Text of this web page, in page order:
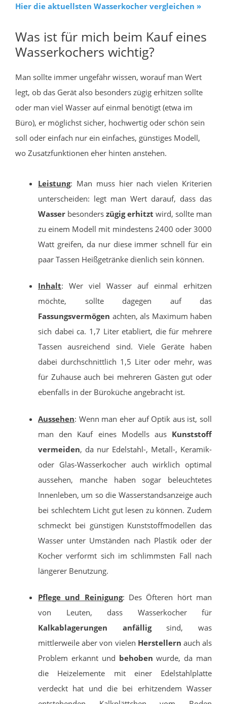
Hier die aktuellsten Wasserkocher vergleichen »
Was ist für mich beim Kauf eines
Wasserkochers wichtig?
Man sollte immer ungefähr wissen, worauf man Wert
legt, ob das Gerät also besonders zügig erhitzen sollte
oder man viel Wasser auf einmal benötigt (etwa im
Büro), er möglichst sicher, hochwertig oder schön sein
soll oder einfach nur ein einfaches, günstiges Modell,
wo Zusatzfunktionen eher hinten anstehen.
Leistung: Man muss hier nach vielen Kriterien
unterscheiden: legt man Wert darauf, dass das
Wasser besonders zügig erhitzt wird, sollte man
zu einem Modell mit mindestens 2400 oder 3000
Watt greifen, da nur diese immer schnell für ein
paar Tassen Heißgetränke dienlich sein können.
Inhalt: Wer viel Wasser auf einmal erhitzen
möchte, sollte dagegen auf das
Fassungsvermögen achten, als Maximum haben
sich dabei ca. 1,7 Liter etabliert, die für mehrere
Tassen ausreichend sind. Viele Geräte haben
dabei durchschnittlich 1,5 Liter oder mehr, was
für Zuhause auch bei mehreren Gästen gut oder
ebenfalls in der Büroküche angebracht ist.
Aussehen: Wenn man eher auf Optik aus ist, soll
man den Kauf eines Modells aus Kunststoff
vermeiden, da nur Edelstahl-, Metall-, Keramik-
oder Glas-Wasserkocher auch wirklich optimal
aussehen, manche haben sogar beleuchtetes
Innenleben, um so die Wasserstandsanzeige auch
bei schlechtem Licht gut lesen zu können. Zudem
schmeckt bei günstigen Kunststoffmodellen das
Wasser unter Umständen nach Plastik oder der
Kocher verformt sich im schlimmsten Fall nach
längerer Benutzung.
Pflege und Reinigung: Des Öfteren hört man
von Leuten, dass Wasserkocher für
Kalkablagerungen anfälligsind, was
mittlerweile aber von vielen Herstellern auch als
Problem erkannt und behoben wurde, da man
die Heizelemente mit einer Edelstahlplatte
verdeckt hat und die bei erhitzendem Wasser